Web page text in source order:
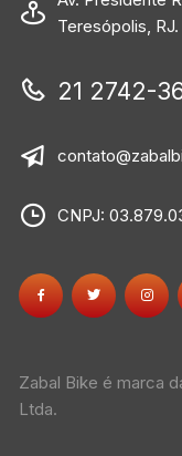
Teresópolis,
21 2742-
CNPJ:
Zabal Bike é marca
Ltda.